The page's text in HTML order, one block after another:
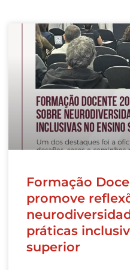
Formação
promove
práticas
superior